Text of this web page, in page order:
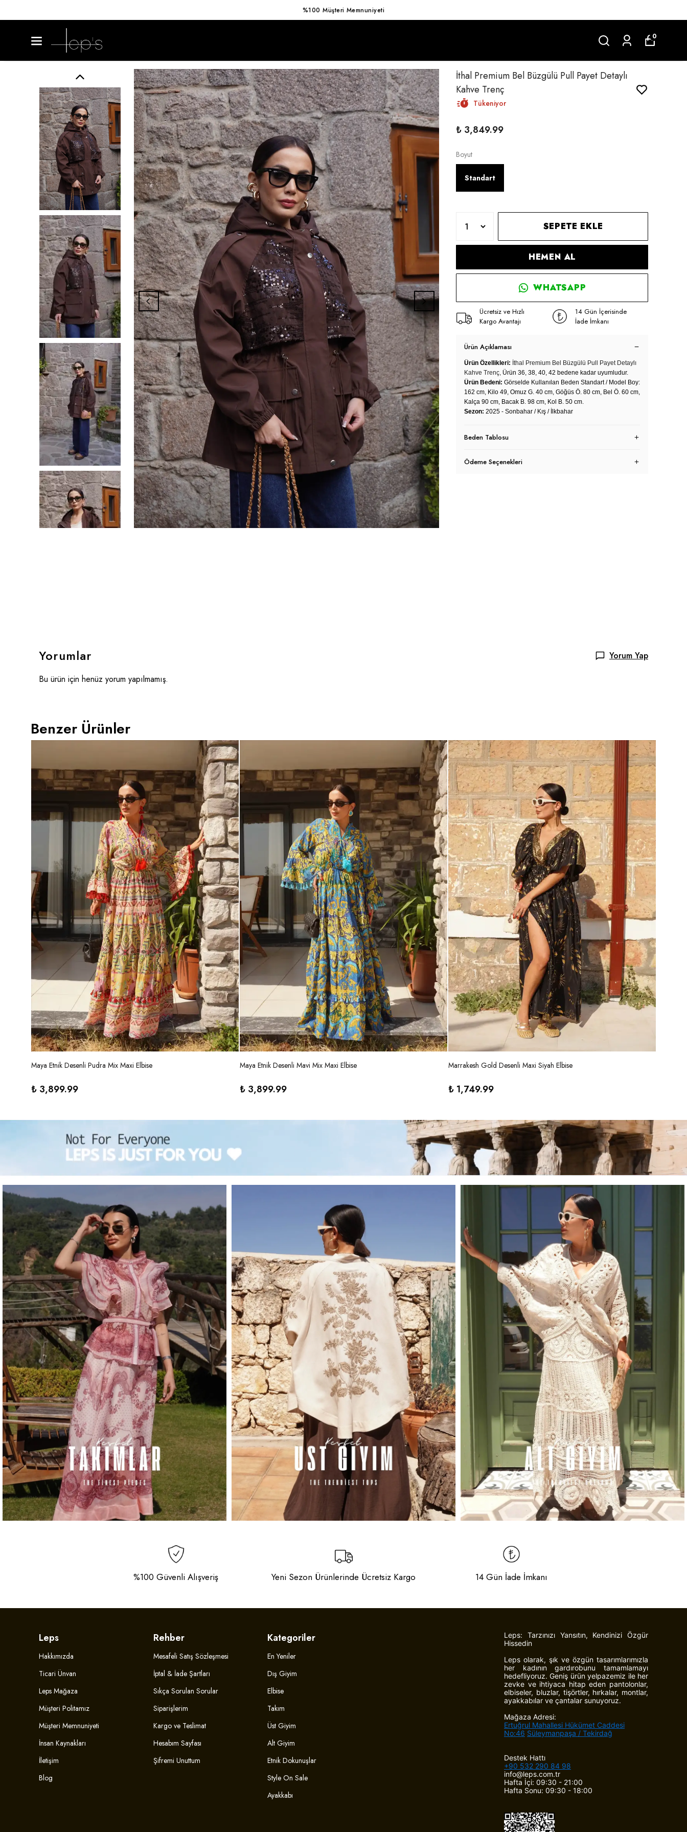
%100 Müşteri Memnuniyeti
0
İthal Premium Bel Büzgülü Pull Payet Detaylı
Kahve Trenç
Tükeniyor
₺ 3,849.99
Boyut
Standart
SEPETE EKLE
HEMEN AL
WHATSAPP
Ücretsiz ve Hızlı
Kargo Avantajı
14 Gün İçerisinde
İade İmkanı
Ürün Açıklaması
Ürün Özellikleri: İthal Premium Bel Büzgülü Pull Payet Detaylı
Kahve Trenç, Ürün 36, 38, 40, 42 bedene kadar uyumludur.
Ürün Bedeni: Görselde Kullanılan Beden Standart / Model Boy:
162 cm, Kilo 49, Omuz G. 40 cm, Göğüs Ö. 80 cm, Bel Ö. 60 cm,
Kalça 90 cm, Bacak B. 98 cm, Kol B. 50 cm.
Sezon: 2025 - Sonbahar / Kış / İlkbahar
Beden Tablosu
Ödeme Seçenekleri
Yorumlar
Yorum Yap
Bu ürün için henüz yorum yapılmamış.
Benzer Ürünler
Maya Etnik Desenli Pudra Mix Maxi Elbise
₺ 3,899.99
Maya Etnik Desenli Mavi Mix Maxi Elbise
₺ 3,899.99
Marrakesh Gold Desenli Maxi Siyah Elbise
₺ 1,749.99
%100 Güvenli Alışveriş Yeni Sezon Ürünlerinde Ücretsiz Kargo 14 Gün İade İmkanı
Leps
Hakkımızda
Ticari Ünvan
Leps Mağaza
Müşteri Politamız
Müşteri Memnuniyeti
İnsan Kaynakları
İletişim
Blog
Rehber
Mesafeli Satış Sözleşmesi
İptal & İade Şartları
Sıkça Sorulan Sorular
Siparişlerim
Kargo ve Teslimat
Hesabım Sayfası
Şifremi Unuttum
Kategoriler
En Yeniler
Dış Giyim
Elbise
Takım
Üst Giyim
Alt Giyim
Etnik Dokunuşlar
Style On Sale
Ayakkabı
Leps: Tarzınızı Yansıtın, Kendinizi Özgür
Hissedin
Leps olarak, şık ve özgün tasarımlarımızla
her kadının gardırobunu tamamlamayı
hedefliyoruz. Geniş ürün yelpazemiz ile her
zevke ve ihtiyaca hitap eden pantolonlar,
elbiseler, bluzlar, tişörtler, hırkalar, montlar,
ayakkabılar ve çantalar sunuyoruz.
Mağaza Adresi:
Ertuğrul Mahallesi Hükümet Caddesi
No:46 Süleymanpaşa / Tekirdağ
Destek Hattı
+90 532 290 84 98
info@leps.com.tr
Hafta İçi: 09:30 - 21:00
Hafta Sonu: 09:30 - 18:00